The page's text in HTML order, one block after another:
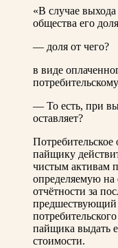
«В случае
общества его доля
— доля от чего?
в виде
— То есть, при
оставляет?
Потребительское
пайщику
чистым активам
определяемую на
отчётности за
предшествующий
пайщика выдать
стоимости.